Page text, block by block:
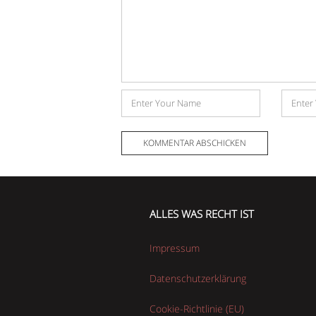
Name
Mail-
ALLES WAS RECHT IST
Impressum
Datenschutzerklärung
Cookie-Richtlinie (EU)